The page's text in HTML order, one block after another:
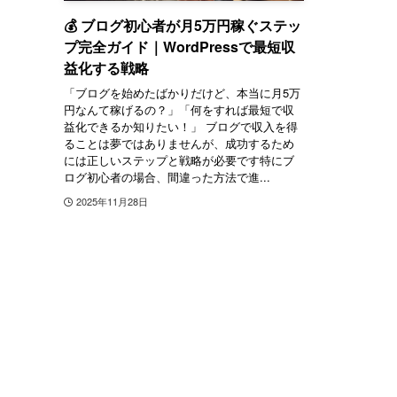
💰 ブログ初心者が月5万円稼ぐステッ
プ完全ガイド｜WordPressで最短収
益化する戦略
「ブログを始めたばかりだけど、本当に月5万
円なんて稼げるの？」「何をすれば最短で収
益化できるか知りたい！」 ブログで収入を得
ることは夢ではありませんが、成功するため
には正しいステップと戦略が必要です特にブ
ログ初心者の場合、間違った方法で進...
2025年11月28日